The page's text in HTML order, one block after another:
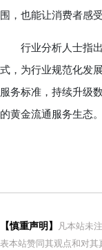
围，也能让消费者感
行业分析人士指出
式，为行业规范化发
服务标准，持续升级
的黄金流通服务生态。
【慎重声明】
凡本站未
表本站赞同其观点和对